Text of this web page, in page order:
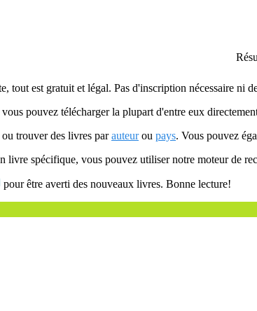
tout est gratuit et légal. Pas d'inscription nécessaire ni
pouvez télécharger la plupart d'entre eux
ou trouver des livres parauteurou pays. Vous pouvez
livre spécifique, vous pouvez utiliser notre moteur de
pour être averti des nouveaux livres. Bonne lecture!